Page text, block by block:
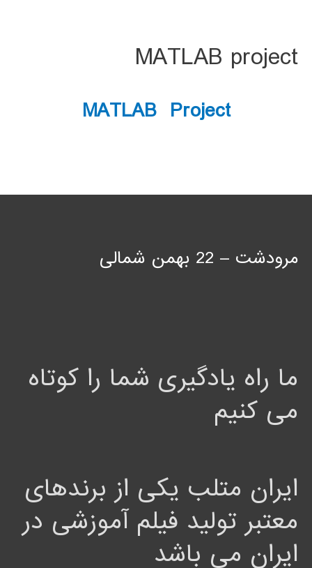
MATLAB project
MATLAB Project
مرودشت – 22 بهمن شمالی
ما راه یادگیری شما را کوتاه
می کنیم
ایران متلب یکی از برندهای
معتبر تولید فیلم آموزشی در
ایران می باشد